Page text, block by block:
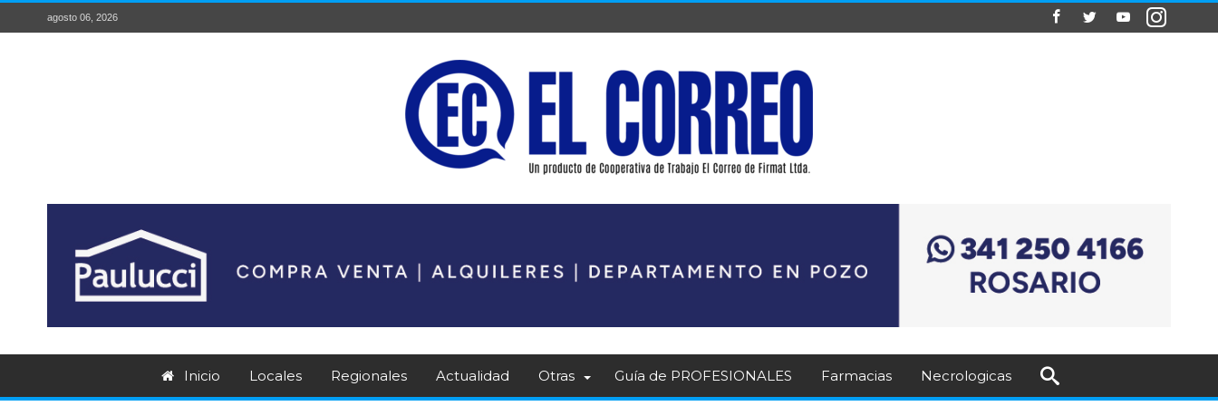
agosto 06, 2026
Inicio Locales Regionales Actualidad Otras Guía de PROFESIONALES Farmacias Necrologicas